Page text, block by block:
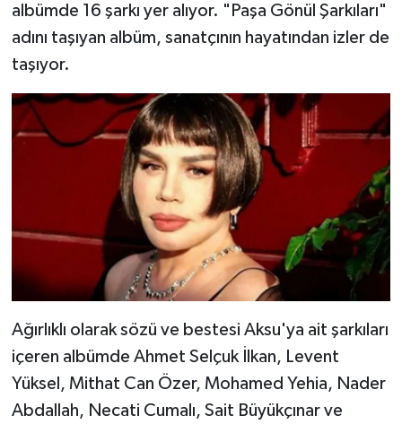
albümde 16 şarkı yer alıyor. "Paşa Gönül Şarkıları"
adını taşıyan albüm, sanatçının hayatından izler de
taşıyor.
Ağırlıklı olarak sözü ve bestesi Aksu'ya ait şarkıları
içeren albümde Ahmet Selçuk İlkan, Levent
Yüksel, Mithat Can Özer, Mohamed Yehia, Nader
Abdallah, Necati Cumalı, Sait Büyükçınar ve